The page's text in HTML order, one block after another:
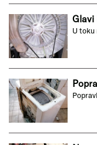
Glavi
U toku